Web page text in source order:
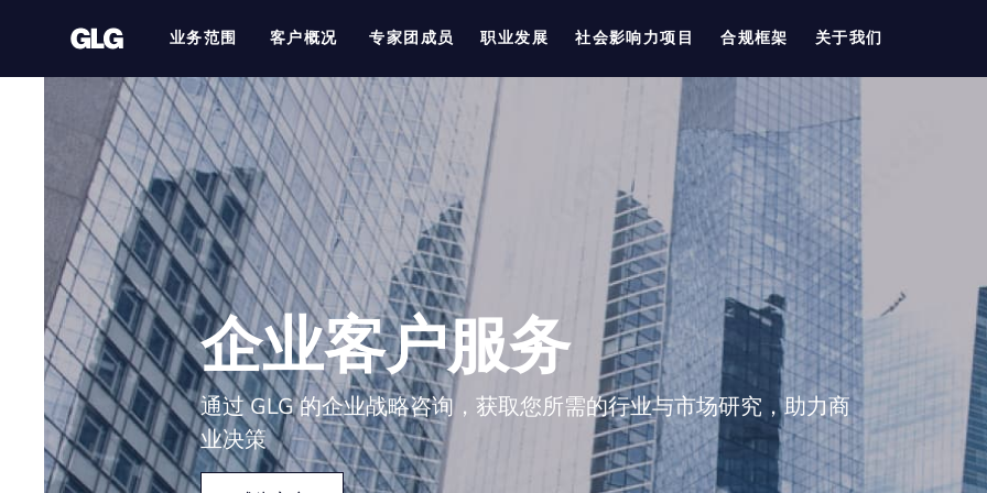
业务范围 客户概况 专家团成员 职业发展 社会影响力项目 合规框架 关于我们
企业客户服务
通过 GLG 的企业战略咨询，获取您所需的行业与市场研究，助力商
业决策